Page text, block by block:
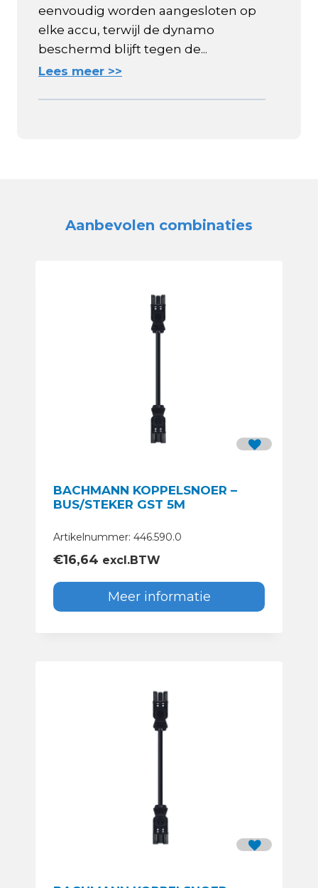
eenvoudig worden aangesloten op
elke accu, terwijl de dynamo
beschermd blijft tegen de...
Lees meer >>
Aanbevolen combinaties
BACHMANN KOPPELSNOER –
BUS/STEKER GST 5M
Artikelnummer: 446.590.0
€16,64 excl.BTW
Meer informatie